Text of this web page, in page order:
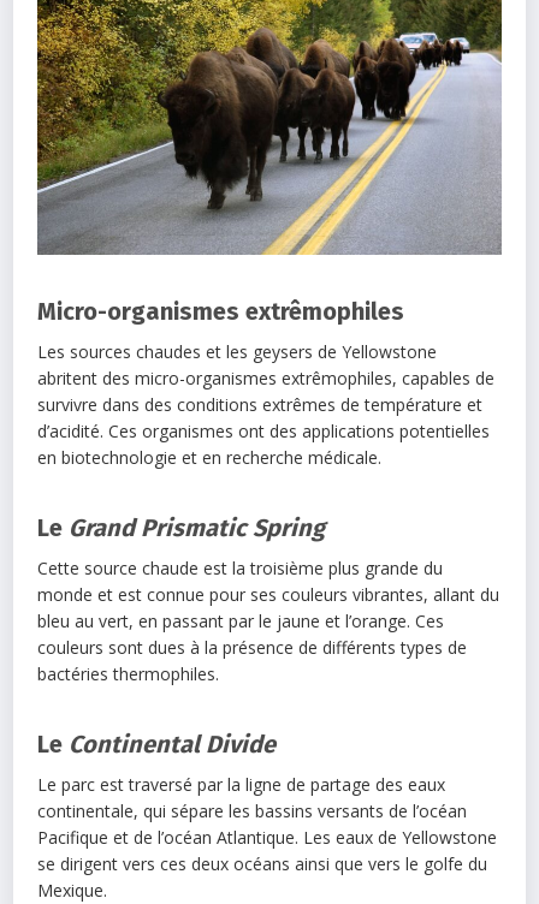
Micro-organismes extrêmophiles
Les sources chaudes et les geysers de Yellowstone
abritent des micro-organismes extrêmophiles, capables de
survivre dans des conditions extrêmes de température et
d’acidité. Ces organismes ont des applications potentielles
en biotechnologie et en recherche médicale.
Le Grand Prismatic Spring
Cette source chaude est la troisième plus grande du
monde et est connue pour ses couleurs vibrantes, allant du
bleu au vert, en passant par le jaune et l’orange. Ces
couleurs sont dues à la présence de différents types de
bactéries thermophiles.
Le Continental Divide
Le parc est traversé par la ligne de partage des eaux
continentale, qui sépare les bassins versants de l’océan
Pacifique et de l’océan Atlantique. Les eaux de Yellowstone
se dirigent vers ces deux océans ainsi que vers le golfe du
Mexique.